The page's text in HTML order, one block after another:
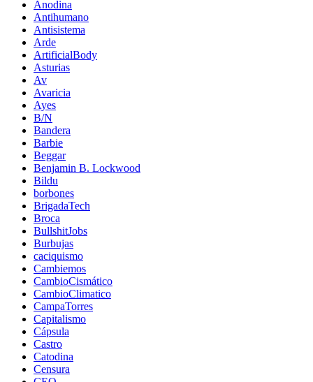
Anodina
Antihumano
Antisistema
Arde
ArtificialBody
Asturias
Av
Avaricia
Ayes
B/N
Bandera
Barbie
Beggar
Benjamin B. Lockwood
Bildu
borbones
BrigadaTech
Broca
BullshitJobs
Burbujas
caciquismo
Cambiemos
CambioCismático
CambioClimatico
CampaTorres
Capitalismo
Cápsula
Castro
Catodina
Censura